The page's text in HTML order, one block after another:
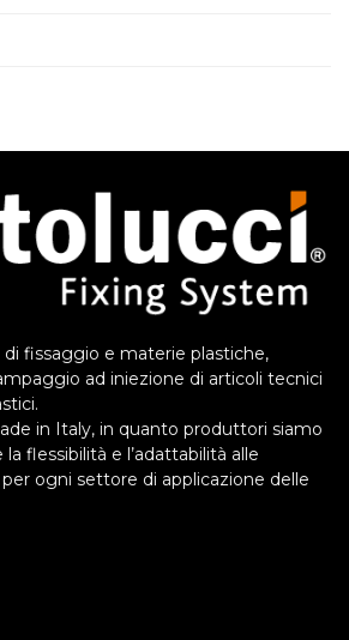
fissaggio e materie plastiche,
ad iniezione di articoli tecnici
in Italy, in quanto produttori siamo
flessibilità e l’adattabilità alle
ogni settore di applicazione delle